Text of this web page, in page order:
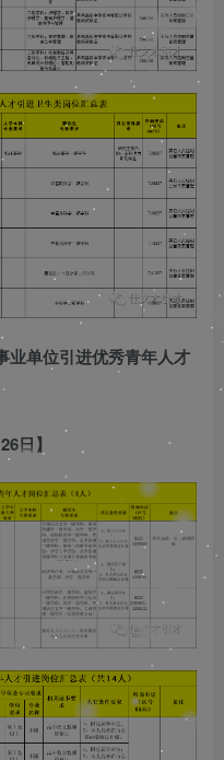
业单位引进优秀青年人才
日】